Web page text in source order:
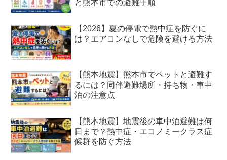
と熊本市での避難手順
【2026】夏の停電で熱中症を防ぐに
は？エアコンなしで危険を避ける方法
【熊本地震】熊本市でペットと避難す
るには？同伴避難場所・持ち物・車中
泊の注意点
【熊本地震】地震後の車中泊避難は何
日まで？熱中症・エコノミークラス症
候群を防ぐ方法